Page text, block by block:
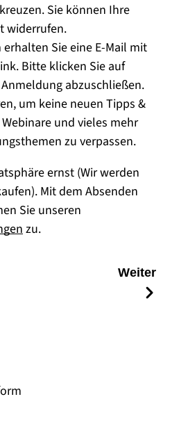
Sie können Ihre
widerrufen.
Sie eine E-Mail mit
Bitte klicken Sie auf
abzuschließen.
um keine neuen Tipps &
und vieles mehr
zu verpassen.
ernst (Wir werden
Mit dem Absenden
Sie unseren
zu.
Weiter